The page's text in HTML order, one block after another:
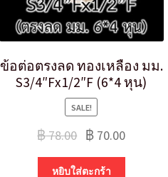
ข้อต่อตรงลด ทองเหลือง มม.
S3/4″Fx1/2″F (6*4 หุน)
SALE!
฿78.00 ฿ 70.00
หยิบใส่ตะกร้า